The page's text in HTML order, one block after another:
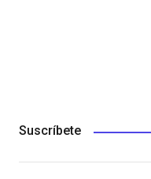
Suscríbete